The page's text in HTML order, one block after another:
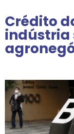
Crédito
indústria